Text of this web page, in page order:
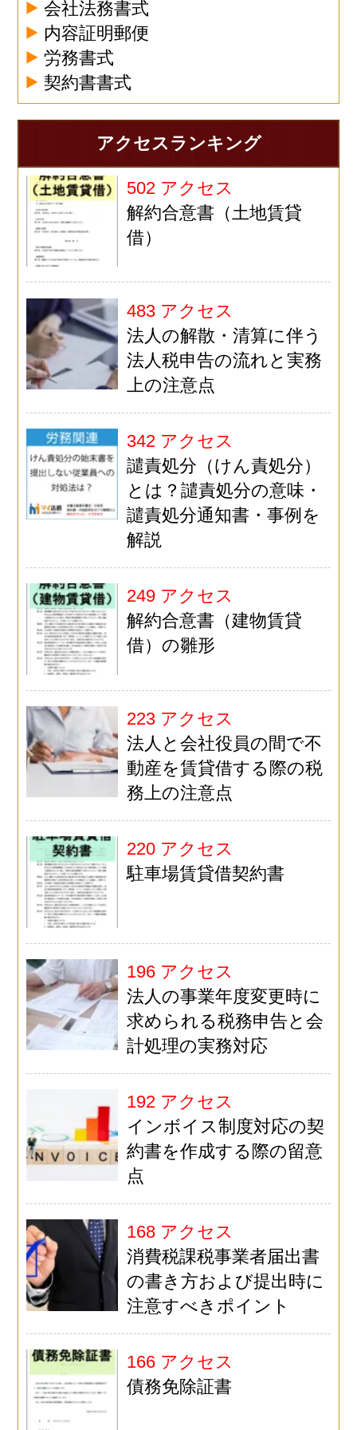
会社法務書式
内容証明郵便
労務書式
契約書書式
アクセスランキング
502 アクセス
解約合意書（土地賃貸
借）
483 アクセス
法人の解散・清算に伴う
法人税申告の流れと実務
上の注意点
342 アクセス
譴責処分（けん責処分）
とは？譴責処分の意味・
譴責処分通知書・事例を
解説
249 アクセス
解約合意書（建物賃貸
借）の雛形
223 アクセス
法人と会社役員の間で不
動産を賃貸借する際の税
務上の注意点
220 アクセス
駐車場賃貸借契約書
196 アクセス
法人の事業年度変更時に
求められる税務申告と会
計処理の実務対応
192 アクセス
インボイス制度対応の契
約書を作成する際の留意
点
168 アクセス
消費税課税事業者届出書
の書き方および提出時に
注意すべきポイント
166 アクセス
債務免除証書